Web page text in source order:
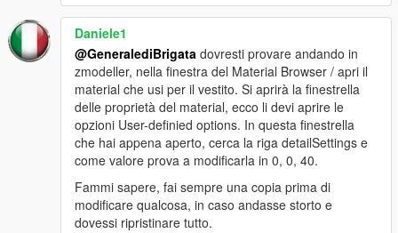
Daniele1
@GeneralediBrigata dovresti provare andando in
zmodeller, nella finestra del Material Browser / apri il
material che usi per il vestito. Si aprirà la finestrella
delle proprietà del material, ecco li devi aprire le
opzioni User-definied options. In questa finestrella
che hai appena aperto, cerca la riga detailSettings e
come valore prova a modificarla in 0, 0, 40.
Fammi sapere, fai sempre una copia prima di
modificare qualcosa, in caso andasse storto e
dovessi ripristinare tutto.